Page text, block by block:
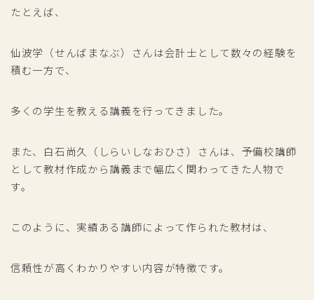
たとえば、
仙波学（せんばまなぶ）さんは会計士として数々の経験を
積む一方で、
多くの学生を教える講義を行ってきました。
また、白石尚久（しらいしなおひさ）さんは、予備校講師
として教材作成から講義まで幅広く関わってきた人物で
す。
このように、実績ある講師によって作られた教材は、
信頼性が高くわかりやすい内容が特徴です。